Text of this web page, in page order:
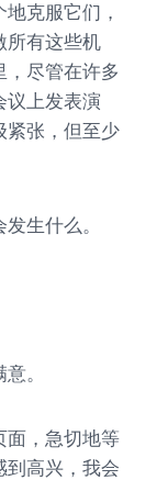
克服它们，
所有这些机
尽管在许多
议上发表演
紧张，但至少
生什么。
。
面，急切地等
到高兴，我会